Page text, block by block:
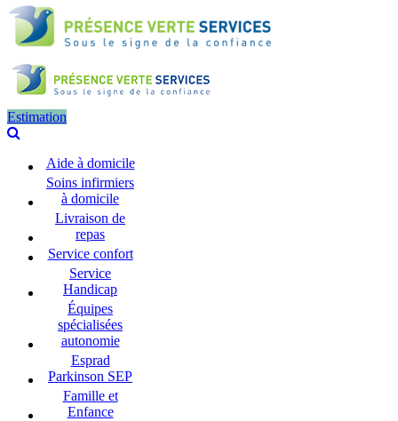
Estimation
Aide à domicile
Soins infirmiers
à domicile
Livraison de
repas
Service confort
Service
Handicap
Équipes
spécialisées
autonomie
Esprad
Parkinson SEP
Famille et
Enfance